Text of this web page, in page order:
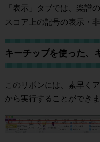
「表示」タブでは、楽譜
スコア上の記号の表示・
キーチップを使った、
このリボンには、素早く
から実行することができま